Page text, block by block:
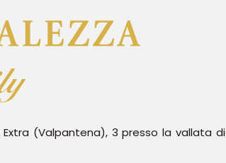
(Valpantena), 3 presso la vallata di